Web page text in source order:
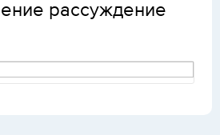
рассуждение